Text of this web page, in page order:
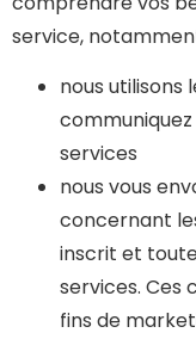
service,
nous utilisons
services
nous vous
concernant
inscrit et
services. Ces
fins de